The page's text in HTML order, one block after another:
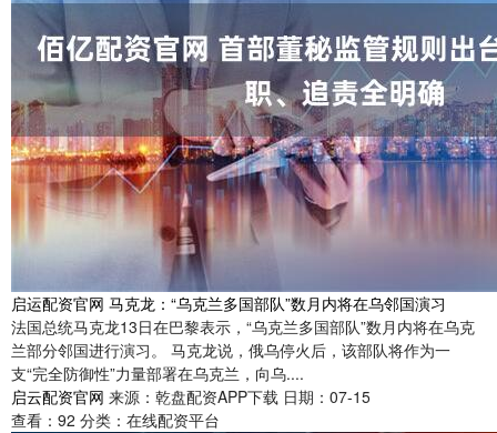
启运配资官网 马克龙：“乌克兰多国部队”数月内将在乌邻国演习
法国总统马克龙13日在巴黎表示，“乌克兰多国部队”数月内将在乌克
兰部分邻国进行演习。 马克龙说，俄乌停火后，该部队将作为一
支“完全防御性”力量部署在乌克兰，向乌....
启云配资官网 来源：乾盘配资APP下载 日期：07-15
查看： 92 分类： 在线配资平台